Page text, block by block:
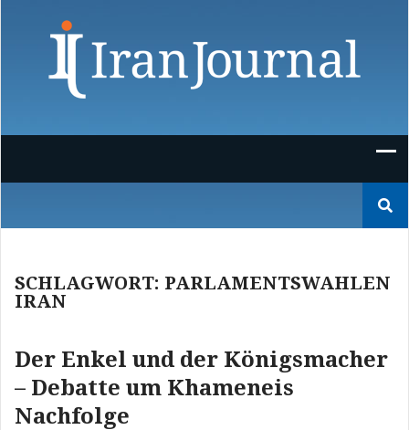
nach:
SCHLAGWORT: PARLAMENTSWAHLEN
IRAN
Der Enkel und der Königsmacher
– Debatte um Khameneis
Nachfolge